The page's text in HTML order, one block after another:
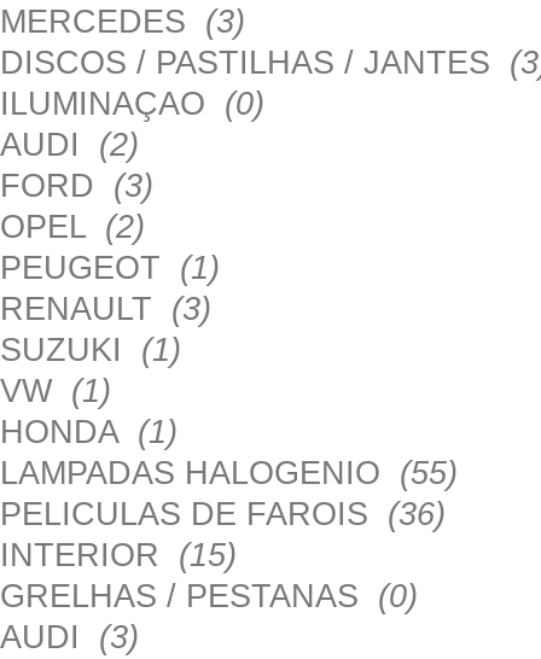
MERCEDES (3)
DISCOS / PASTILHAS / JANTES
ILUMINAÇAO (0)
AUDI (2)
FORD (3)
OPEL (2)
PEUGEOT (1)
RENAULT (3)
SUZUKI (1)
VW (1)
HONDA (1)
LAMPADAS HALOGENIO (55)
PELICULAS DE FAROIS (36)
INTERIOR (15)
GRELHAS / PESTANAS (0)
AUDI (3)